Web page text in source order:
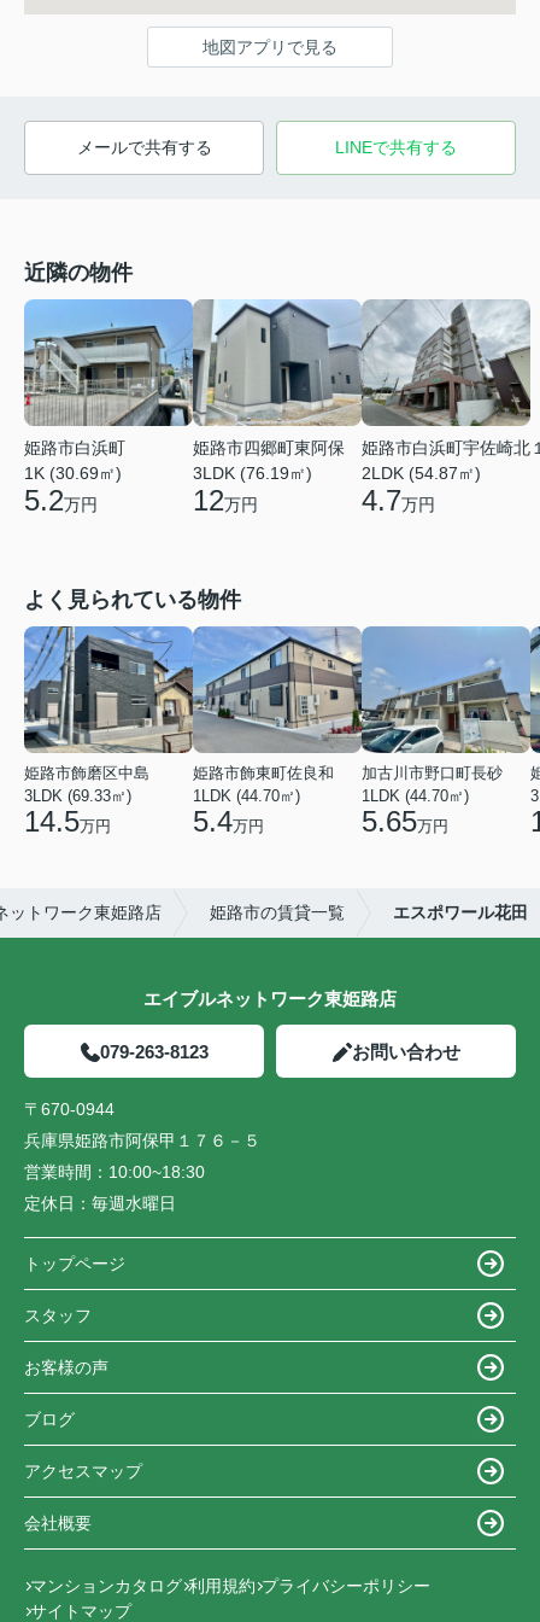
地図アプリで見る
メールで共有する LINEで共有する
近隣の物件
姫路市白浜町
1K (30.69㎡)
5.2万円
姫路市四郷町東阿保
3LDK (76.19㎡)
12万円
姫路市白浜町宇佐崎北
2LDK (54.87㎡)
4.7万円
よく見られている物件
姫路市飾磨区中島
3LDK (69.33㎡)
14.5万円
姫路市飾東町佐良和
1LDK (44.70㎡)
5.4万円
加古川市野口町長砂
1LDK (44.70㎡)
5.65万円
ットワーク東姫路店 姫路市の賃貸一覧 エスポワール花田
エイブルネットワーク東姫路店
079-263-8123 お問い合わせ
〒670-0944
兵庫県姫路市阿保甲１７６－５
営業時間： 10:00~18:30
定休日： 毎週水曜日
トップページ
スタッフ
お客様の声
ブログ
アクセスマップ
会社概要
マンションカタログ 利用規約 プライバシーポリシー
サイトマップ